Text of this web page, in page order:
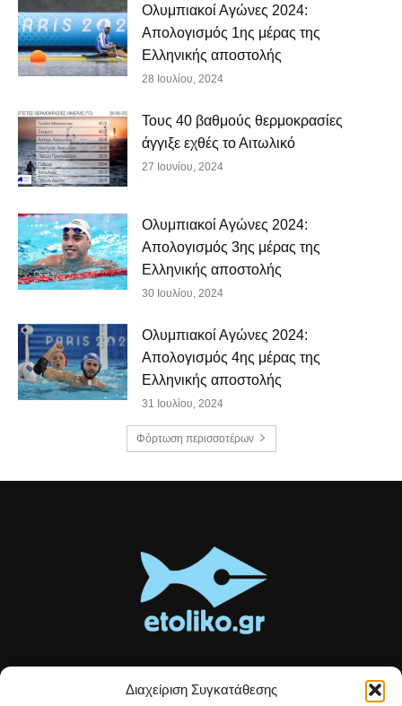
Διαχείριση Συγκατάθεσης
Ολυμπιακοί Αγώνες 2024:
Απολογισμός 1ης μέρας της
Ελληνικής αποστολής
28 Ιουλίου, 2024
Τους 40 βαθμούς θερμοκρασίες
άγγιξε εχθές το Αιτωλικό
27 Ιουνίου, 2024
Ολυμπιακοί Αγώνες 2024:
Απολογισμός 3ης μέρας της
Ελληνικής αποστολής
30 Ιουλίου, 2024
Ολυμπιακοί Αγώνες 2024:
Απολογισμός 4ης μέρας της
Ελληνικής αποστολής
31 Ιουλίου, 2024
Φόρτωση περισσοτέρων